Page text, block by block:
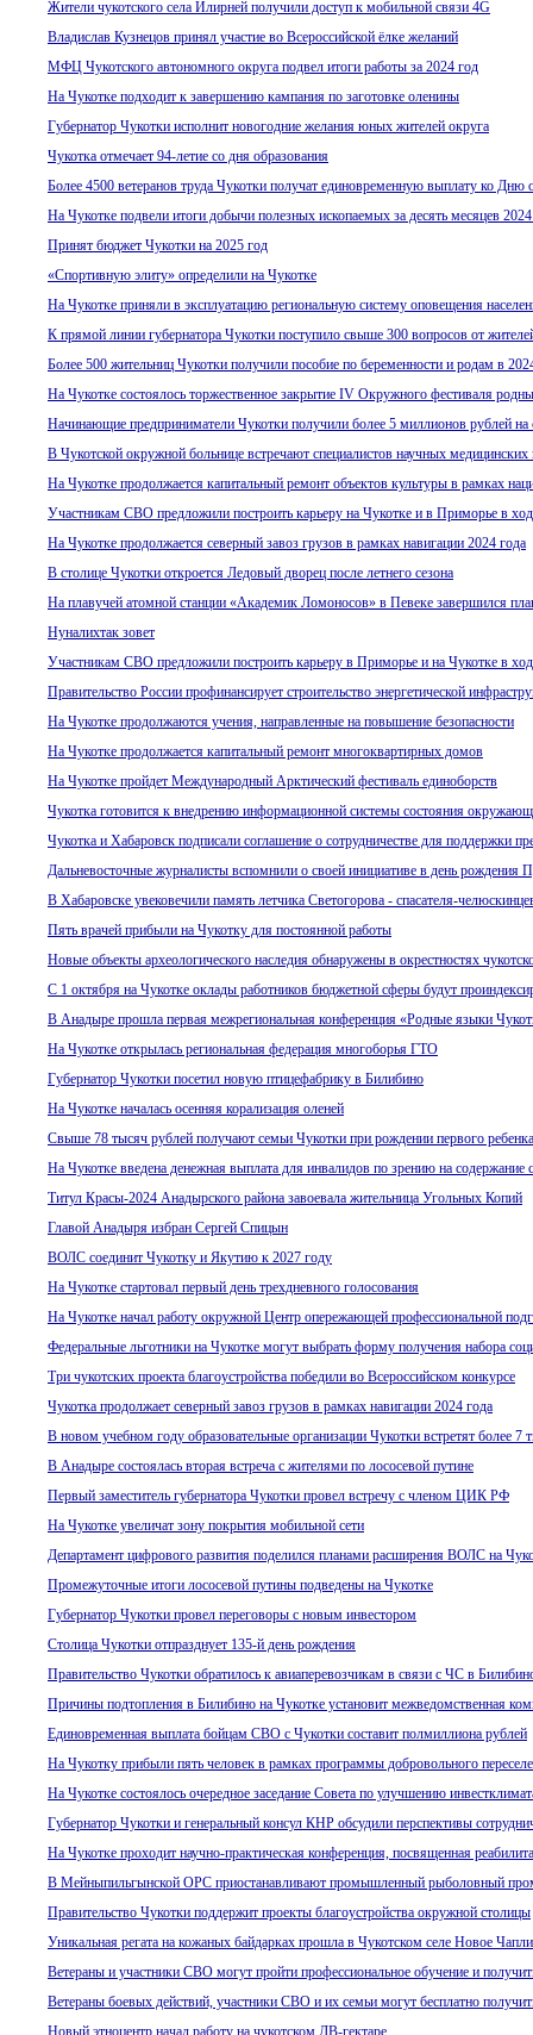
Жители чукотского села Илирней получили доступ к мобильной связи 4G
Владислав Кузнецов принял участие во Всероссийской ёлке желаний
МФЦ Чукотского автономного округа подвел итоги работы за 2024 год
На Чукотке подходит к завершению кампания по заготовке оленины
Губернатор Чукотки исполнит новогодние желания юных жителей округа
Чукотка отмечает 94-летие со дня образования
Более 4500 ветеранов труда Чукотки получат единовременную выплату ко Дню
На Чукотке подвели итоги добычи полезных ископаемых за десять месяцев
Принят бюджет Чукотки на 2025 год
«Спортивную элиту» определили на Чукотке
На Чукотке приняли в эксплуатацию региональную систему оповещения
К прямой линии губернатора Чукотки поступило свыше 300 вопросов от
Более 500 жительниц Чукотки получили пособие по беременности и родам в
На Чукотке состоялось торжественное закрытие IV Окружного фестиваля
Начинающие предприниматели Чукотки получили более 5 миллионов рублей на
В Чукотской окружной больнице встречают специалистов научных медицинских
На Чукотке продолжается капитальный ремонт объектов культуры в рамках
Участникам СВО предложили построить карьеру на Чукотке и в Приморье в
На Чукотке продолжается северный завоз грузов в рамках навигации 2024 года
В столице Чукотки откроется Ледовый дворец после летнего сезона
На плавучей атомной станции «Академик Ломоносов» в Певеке завершился
Нуналихтак зовет
Участникам СВО предложили построить карьеру в Приморье и на Чукотке в
Правительство России профинансирует строительство энергетической
На Чукотке продолжаются учения, направленные на повышение безопасности
На Чукотке продолжается капитальный ремонт многоквартирных домов
На Чукотке пройдет Международный Арктический фестиваль единоборств
Чукотка готовится к внедрению информационной системы состояния
Чукотка и Хабаровск подписали соглашение о сотрудничестве для поддержки
Дальневосточные журналисты вспомнили о своей инициативе в день рождения
В Хабаровске увековечили память летчика Светогорова - спасателя-
Пять врачей прибыли на Чукотку для постоянной работы
Новые объекты археологического наследия обнаружены в окрестностях
С 1 октября на Чукотке оклады работников бюджетной сферы будут
В Анадыре прошла первая межрегиональная конференция «Родные языки
На Чукотке открылась региональная федерация многоборья ГТО
Губернатор Чукотки посетил новую птицефабрику в Билибино
На Чукотке началась осенняя корализация оленей
Свыше 78 тысяч рублей получают семьи Чукотки при рождении первого ребенка
На Чукотке введена денежная выплата для инвалидов по зрению на содержание
Титул Красы-2024 Анадырского района завоевала жительница Угольных Копий
Главой Анадыря избран Сергей Спицын
ВОЛС соединит Чукотку и Якутию к 2027 году
На Чукотке стартовал первый день трехдневного голосования
На Чукотке начал работу окружной Центр опережающей профессиональной
Федеральные льготники на Чукотке могут выбрать форму получения набора
Три чукотских проекта благоустройства победили во Всероссийском конкурсе
Чукотка продолжает северный завоз грузов в рамках навигации 2024 года
В новом учебном году образовательные организации Чукотки встретят более 7
В Анадыре состоялась вторая встреча с жителями по лососевой путине
Первый заместитель губернатора Чукотки провел встречу с членом ЦИК РФ
На Чукотке увеличат зону покрытия мобильной сети
Департамент цифрового развития поделился планами расширения ВОЛС на
Промежуточные итоги лососевой путины подведены на Чукотке
Губернатор Чукотки провел переговоры с новым инвестором
Столица Чукотки отпразднует 135-й день рождения
Правительство Чукотки обратилось к авиаперевозчикам в связи с ЧС в
Причины подтопления в Билибино на Чукотке установит межведомственная
Единовременная выплата бойцам СВО с Чукотки составит полмиллиона рублей
На Чукотку прибыли пять человек в рамках программы добровольного
На Чукотке состоялось очередное заседание Совета по улучшению
Губернатор Чукотки и генеральный консул КНР обсудили перспективы
На Чукотке проходит научно-практическая конференция, посвященная
В Мейныпильгынской ОРС приостанавливают промышленный рыболовный
Правительство Чукотки поддержит проекты благоустройства окружной столицы
Уникальная регата на кожаных байдарках прошла в Чукотском селе Новое
Ветераны и участники СВО могут пройти профессиональное обучение и
Ветераны боевых действий, участники СВО и их семьи могут бесплатно
Новый этноцентр начал работу на чукотском ДВ-гектаре